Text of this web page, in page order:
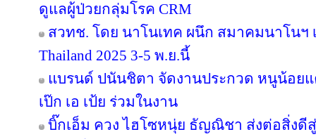
ดูแลผู้ป่วยกลุ่มโรค CRM
สวทช. โดย นาโนเทค ผนึก สมาคมนาโนฯ
Thailand 2025 3-5 พ.ย.นี้
แบรนด์ ปนันชิตา จัดงานประกวด หนูน้อยแ
เป๊ก เอ เป้ย ร่วมในงาน
บิ๊กเอ็ม ควง ไฮโซหนุ่ย ธัญณิชา ส่งต่อสิ่งดี